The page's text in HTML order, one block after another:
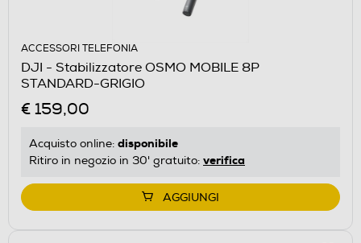
ACCESSORI TELEFONIA
DJI - Stabilizzatore OSMO MOBILE 8P
STANDARD-GRIGIO
€ 159,00
Acquisto online: disponibile
Ritiro in negozio in 30' gratuito: verifica
AGGIUNGI